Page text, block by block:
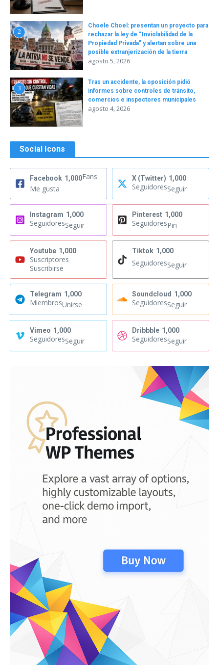
2
Choele Choel: presentan un proyecto para
rechazar la ley de “Inviolabilidad de la
Propiedad Privada” y alertan sobre una
posible extranjerización de la tierra
agosto 5, 2026
3
Tras un accidente, la oposición pidió
informes sobre controles de tránsito,
comercios e inspectores municipales
agosto 4, 2026
Social Icons
Facebook 1,000Fans
Me gusta
X (Twitter) 1,000
SeguidoresSeguir
Instagram 1,000
SeguidoresSeguir
Pinterest 1,000
SeguidoresPin
Youtube 1,000
Suscriptores
Suscribirse
Tiktok 1,000
SeguidoresSeguir
Telegram 1,000
MiembrosUnirse
Soundcloud 1,000
SeguidoresSeguir
Vimeo 1,000
SeguidoresSeguir
Dribbble 1,000
SeguidoresSeguir